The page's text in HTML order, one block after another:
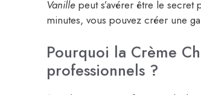
Vanille peut s’avérer être le
minutes, vous pouvez créer une
Pourquoi la Crème
professionnels ?